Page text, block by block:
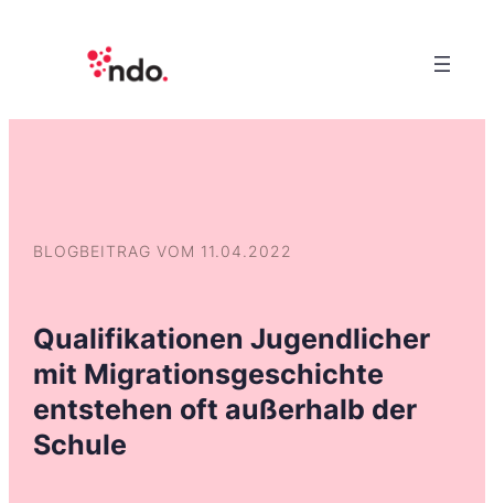
BLOGBEITRAG VOM 11.04.2022
Qualifikationen Jugendlicher
mit Migrationsgeschichte
entstehen oft außerhalb der
Schule